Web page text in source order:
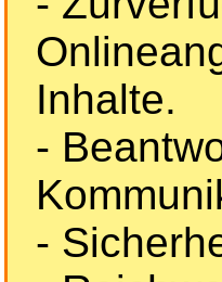
Inhalte.
-
-